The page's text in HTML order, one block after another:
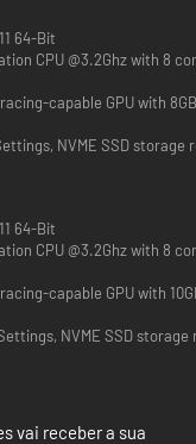
O INFERNO
DOOM (2016) e DOOM
digna da lenda
do DOOM, os
Slayer, numa
o Inferno.
sombria em
que oferece os
incomparável
idTech.
64-Bit
CPU @3.2Ghz with 8
NVME SSD storage
64-Bit
CPU @3.2Ghz with 8
capable GPU with
NVME SSD storage
vai receber a sua